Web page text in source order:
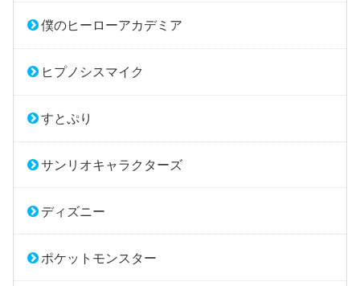
僕のヒーローアカデミア
ヒプノシスマイク
すとぷり
サンリオキャラクターズ
ディズニー
ポケットモンスター